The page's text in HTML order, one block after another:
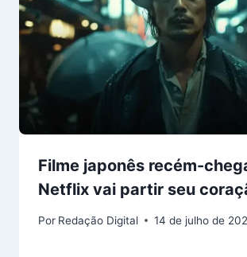
Filme japonês recém-
Netflix vai partir seu
Por Redação Digital 14 de julho de